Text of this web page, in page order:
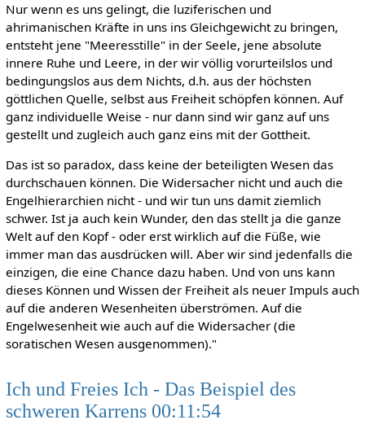
Nur wenn es uns gelingt, die luziferischen und
ahrimanischen Kräfte in uns ins Gleichgewicht zu bringen,
entsteht jene "Meeresstille" in der Seele, jene absolute
innere Ruhe und Leere, in der wir völlig vorurteilslos und
bedingungslos aus dem Nichts, d.h. aus der höchsten
göttlichen Quelle, selbst aus Freiheit schöpfen können. Auf
ganz individuelle Weise - nur dann sind wir ganz auf uns
gestellt und zugleich auch ganz eins mit der Gottheit.
Das ist so paradox, dass keine der beteiligten Wesen das
durchschauen können. Die Widersacher nicht und auch die
Engelhierarchien nicht - und wir tun uns damit ziemlich
schwer. Ist ja auch kein Wunder, den das stellt ja die ganze
Welt auf den Kopf - oder erst wirklich auf die Füße, wie
immer man das ausdrücken will. Aber wir sind jedenfalls die
einzigen, die eine Chance dazu haben. Und von uns kann
dieses Können und Wissen der Freiheit als neuer Impuls auch
auf die anderen Wesenheiten überströmen. Auf die
Engelwesenheit wie auch auf die Widersacher (die
soratischen Wesen ausgenommen)."
Ich und Freies Ich - Das Beispiel des
schweren Karrens 00:11:54